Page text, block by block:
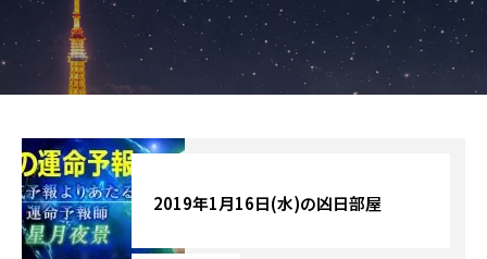
最恐の相性占い
秘伝公開！吉凶カレンダー
記事カテゴリー
ブログ
お知らせ
2019年1月16日(水)の凶日部屋